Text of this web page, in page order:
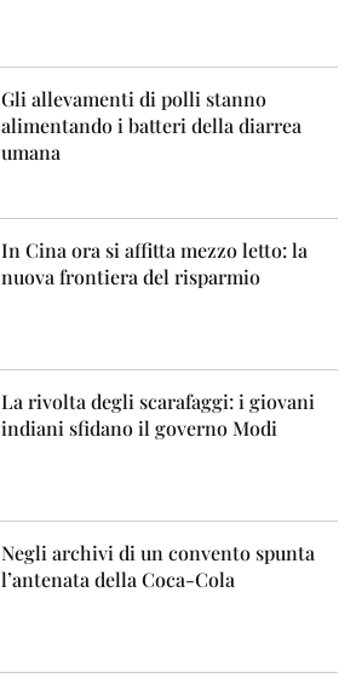
Gli allevamenti di polli stanno
alimentando i batteri della diarrea
umana
In Cina ora si affitta mezzo letto: la
nuova frontiera del risparmio
La rivolta degli scarafaggi: i giovani
indiani sfidano il governo Modi
Negli archivi di un convento spunta
l’antenata della Coca-Cola